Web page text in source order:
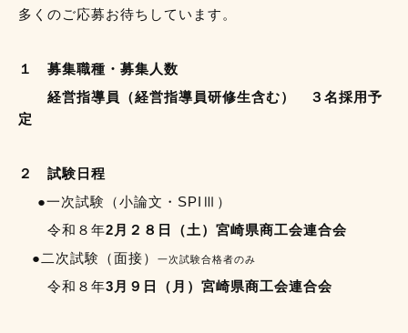
多くのご応募お待ちしています。
１ 募集職種・募集人数
経営指導員（経営指導員研修生含む） ３名採用予
定
２ 試験日程
●一次試験（小論文・SPIⅢ）
令和８年2月２８日（土） 宮崎県商工会連合会
●二次試験（面接）
一次試験合格者のみ
令和８年3月９日（月 ）宮崎県商工会連合会